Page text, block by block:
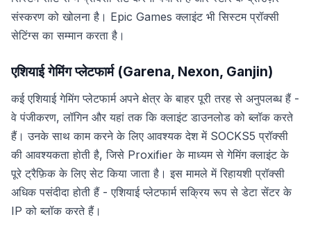
संस्करण को खोलना है। Epic Games क्लाइंट भी सिस्टम प्रॉक्सी
सेटिंग्स का सम्मान करता है।
एशियाई गेमिंग प्लेटफार्म (Garena, Nexon, Ganjin)
कई एशियाई गेमिंग प्लेटफार्म अपने क्षेत्र के बाहर पूरी तरह से अनुपलब्ध हैं -
वे पंजीकरण, लॉगिन और यहां तक कि क्लाइंट डाउनलोड को ब्लॉक करते
हैं। उनके साथ काम करने के लिए आवश्यक देश में SOCKS5 प्रॉक्सी
की आवश्यकता होती है, जिसे Proxifier के माध्यम से गेमिंग क्लाइंट के
पूरे ट्रैफ़िक के लिए सेट किया जाता है। इस मामले में रिहायशी प्रॉक्सी
अधिक पसंदीदा होती हैं - एशियाई प्लेटफार्म सक्रिय रूप से डेटा सेंटर के
IP को ब्लॉक करते हैं।